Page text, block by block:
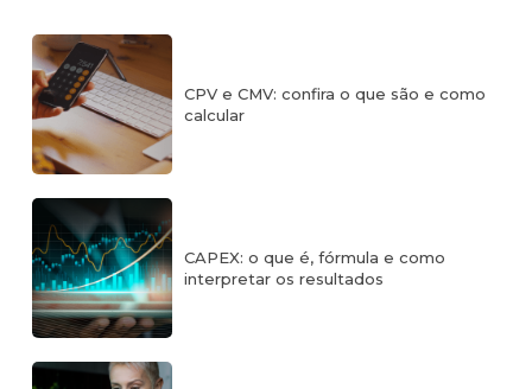
CPV e CMV: confira o que são e como
calcular
CAPEX: o que é, fórmula e como
interpretar os resultados